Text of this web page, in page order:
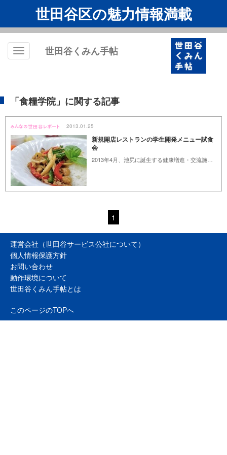
世田谷区の魅力情報満載
Toggle
世田谷くみん手帖
「食糧学院」に関する記事
2013.01.25
新規開店レストランの学生開発メニュー試食
会
1
運営会社（世田谷サービス公社について）
個人情報保護方針
お問い合わせ
動作環境について
世田谷くみん手帖とは
このページのTOPへ